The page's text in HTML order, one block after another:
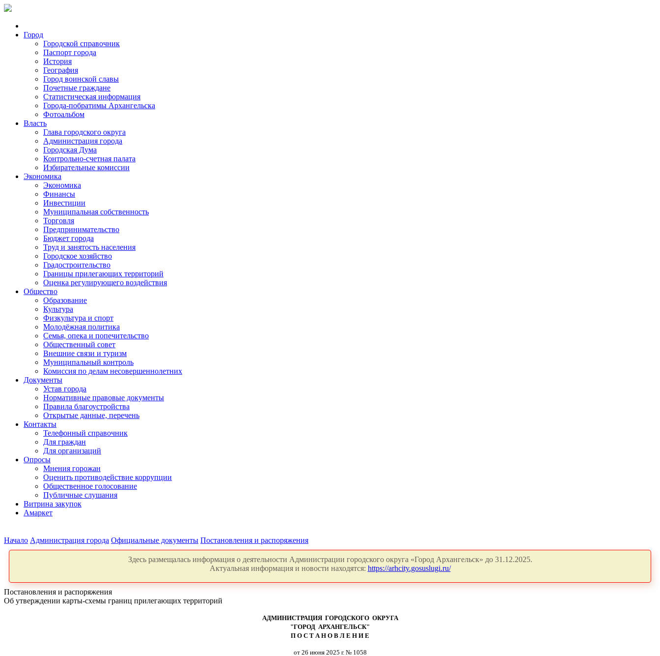
Город
Городской справочник
Паспорт города
История
География
Город воинской славы
Почетные граждане
Статистическая информация
Города-побратимы Архангельска
Фотоальбом
Власть
Глава городского округа
Администрация города
Городская Дума
Контрольно-счетная палата
Избирательные комиссии
Экономика
Экономика
Финансы
Инвестиции
Муниципальная собственность
Торговля
Предпринимательство
Бюджет города
Труд и занятость населения
Городское хозяйство
Градостроительство
Границы прилегающих территорий
Оценка регулирующего воздействия
Общество
Образование
Культура
Физкультура и спорт
Молодёжная политика
Семья, опека и попечительство
Общественный совет
Внешние связи и туризм
Муниципальный контроль
Комиссия по делам несовершеннолетних
Документы
Устав города
Нормативные правовые документы
Правила благоустройства
Открытые данные, перечень
Контакты
Телефонный справочник
Для граждан
Для организаций
Опросы
Мнения горожан
Оценить противодействие коррупции
Общественное голосование
Публичные слушания
Витрина закупок
Амаркет
Начало Администрация города Официальные документы Постановления и распоряжения
Здесь размещалась информация о деятельности Администрации городского округа «Город Архангельск» до 31.12.2025.
Актуальная информация и новости находятся: https://arhcity.gosuslugi.ru/
Постановления и распоряжения
Об утверждении карты-схемы границ прилегающих территорий
АДМИНИСТРАЦИЯ ГОРОДСКОГО ОКРУГА
"ГОРОД АРХАНГЕЛЬСК"
П О С Т А Н О В Л Е Н И Е
от 26 июня 2025 г. № 1058